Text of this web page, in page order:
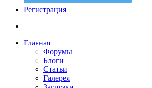
Регистрация
Главная
Форумы
Блоги
Статьи
Галерея